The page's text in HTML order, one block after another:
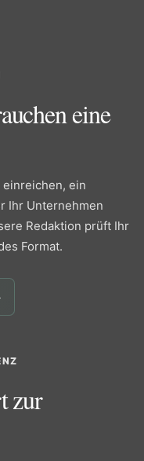
eine
ein
Ihr Unternehmen
Redaktion prüft Ihr
Format.
zur